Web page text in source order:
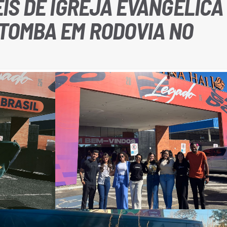
DE IGREJA
EM RODOVIA NO